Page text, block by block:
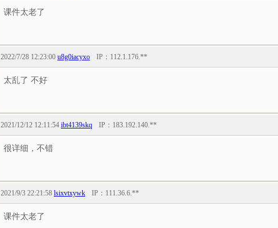
课件太老了
2022/7/28 12:23:00 u8g0iacyxo IP： 112.1.176.**
太乱了 不好
2021/12/12 12:11:54 ibt4139skq IP： 183.192.140.**
很详细，不错
2021/9/3 22:21:58 lsixvtxywk IP： 111.36.6.**
课件太老了